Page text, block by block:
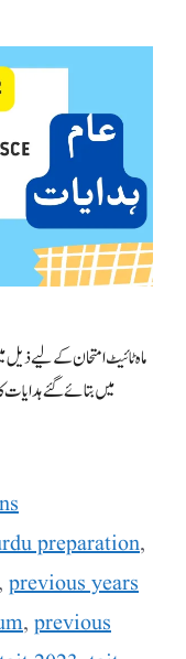
ماہ ٹائیٹ امتحان کے لیے
میں بتائے گئے
preparation,
, previous years
, previous